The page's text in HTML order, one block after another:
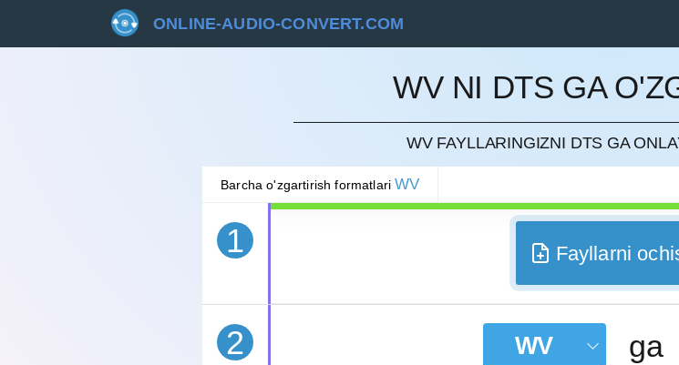
ONLINE-AUDIO-CONVERT.COM
WV NI DTS GA
WV FAYLLARINGIZNI DTS GA
Barcha o'zgartirish formatlariWV
1
BEKOR QILISH
Fayllarni
2 WV ga